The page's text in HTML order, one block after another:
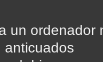
un ordenador
anticuados